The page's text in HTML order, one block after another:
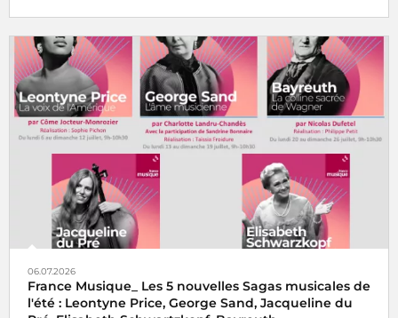
06.07.2026
France Musique_ Les 5 nouvelles Sagas musicales de
l'été : Leontyne Price, George Sand, Jacqueline du